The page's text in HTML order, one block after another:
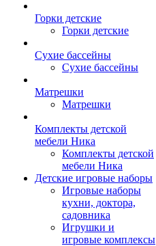
Горки детские
Горки детские
Сухие бассейны
Сухие бассейны
Матрешки
Матрешки
Комплекты детской
мебели Ника
Комплекты детской
мебели Ника
Детские игровые наборы
Игровые наборы
кухни, доктора,
садовника
Игрушки и
игровые комплексы